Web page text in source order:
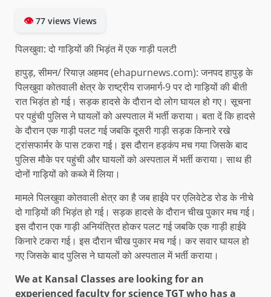
👁77 views Views
पिलखुवा: दो गाड़ियों की भिड़ंत में एक गाड़ी पलटी
हापुड़, सीमन/ रियाज़ अहमद (ehapurnews.com): जनपद हापुड़ के
पिलखुवा कोतवाली क्षेत्र के राष्ट्रीय राजमार्ग-9 पर दो गाड़ियों की बीती
रात भिड़ंत हो गई। सड़क हादसे के दौरान दो लोग घायल हो गए। सूचना
पर पहुंची पुलिस ने घायलों को अस्पताल में भर्ती कराया। बता दें कि हादसे
के दौरान एक गाड़ी पलट गई जबकि दूसरी गाड़ी सड़क किनारे रखे
ट्रांसफार्मर के पास टकरा गई। इस दौरान हड़कंप मच गया जिसके बाद
पुलिस मौके पर पहुंची और घायलों को अस्पताल में भर्ती कराया। साथ ही
दोनों गाड़ियों को कब्जे में लिया।
मामले पिलखुवा कोतवाली क्षेत्र का है जब हाईवे पर एलिवेटेड रोड के नीचे
दो गाड़ियों की भिड़ंत हो गई। सड़क हादसे के दौरान चीख पुकार मच गई।
इस दौरान एक गाड़ी अनियंत्रित होकर पलट गई जबकि एक गाड़ी हाईवे
किनारे टकरा गई। इस दौरान चीख पुकार मच गई। कर सवार घायल हो
गए जिसके बाद पुलिस ने घायलों को अस्पताल में भर्ती कराया।
We at Kansal Classes are looking for an
experienced faculty for science TGT who has a